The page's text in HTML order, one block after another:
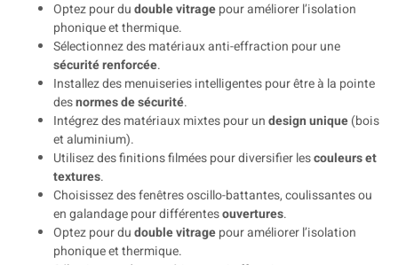
Optez pour dudouble vitragepour améliorer l’isolation
phonique et thermique.
Sélectionnez des matériaux anti-effraction pour une
sécurité renforcée.
Installez des menuiseries intelligentes pour être à la pointe
desnormes de sécurité.
Intégrez des matériaux mixtes pour undesign unique(bois
et aluminium).
Utilisez des finitions filmées pour diversifier lescouleurs et
textures.
Choisissez des fenêtres oscillo-battantes, coulissantes ou
en galandage pour différentesouvertures.
Optez pour dudouble vitragepour améliorer l’isolation
phonique et thermique.